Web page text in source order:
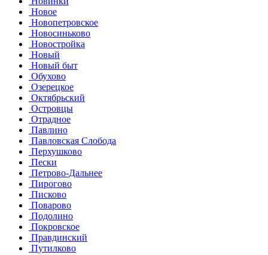
Новое
Новопетровское
Новосиньково
Новостройка
Новый
Новый быт
Обухово
Озерецкое
Октябрьский
Островцы
Отрадное
Павлино
Павловская Слобода
Перхушково
Пески
Петрово-Дальнее
Пирогово
Писково
Поварово
Подолино
Покровское
Правдинский
Путилково